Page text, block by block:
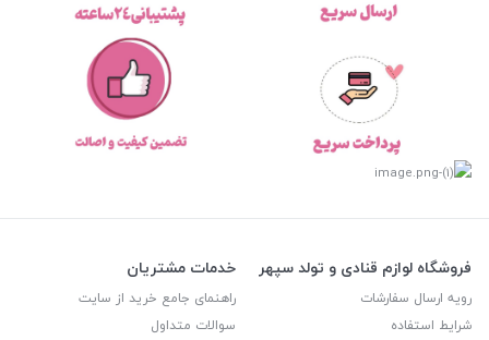
فروشگاه لوازم قنادی و تولد سپهر
رویه ارسال سفارشات
شرایط استفاده
خدمات مشتریان
راهنمای جامع خرید از سایت
سوالات متداول